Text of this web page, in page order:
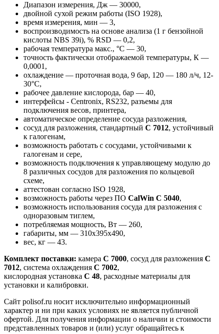
Диапазон измерения, Дж — 30000,
двойной сухой режим работы (ISO 1928),
время измерения, мин — 3,
воспроизводимость на основе анализа (1 г бензойной
кислоты NBS 39i), % RSD — 0,2,
рабочая температура макс., °C — 30,
точность фактически отображаемой температуры, К —
0,0001,
охлаждение — проточная вода, 9 бар, 120 — 180 л/ч, 12-
30°С,
рабочее давление кислорода, бар — 40,
интерфейсы - Centronix, RS232, разъемы для
подключения весов, принтера,
автоматическое определение сосуда разложения,
сосуд для разложения, стандартный С 7012, устойчивый
к галогенам,
возможность работать с сосудами, устойчивыми к
галогенам и сере,
возможность подключения к управляющему модулю до
8 различных сосудов для разложения по кольцевой
схеме,
аттестован согласно ISO 1928,
возможность работы через ПО CalWin C 5040,
возможность использования сосуда для разложения с
одноразовым тиглем,
потребляемая мощность, Вт — 260,
габариты, мм — 310x395x490,
вес, кг — 43.
Комплект поставки: камера C 7000, сосуд для разложения C
7012, система охлаждения C 7002,
кислородная установка C 48, расходные материалы для
установки и калибровки.
Сайт polisof.ru носит исключительно информационный
характер и ни при каких условиях не является публичной
офертой. Для получения информации о наличии и стоимости
представленных товаров и (или) услуг обращайтесь к